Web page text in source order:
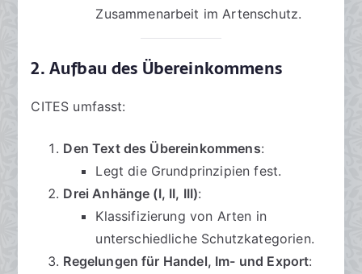
Zusammenarbeit im Artenschutz.
2. Aufbau des Übereinkommens
CITES umfasst:
Den Text des Übereinkommens:
Legt die Grundprinzipien fest.
Drei Anhänge (I, II, III):
Klassifizierung von Arten in
unterschiedliche Schutzkategorien.
Regelungen für Handel, Im- und Export: